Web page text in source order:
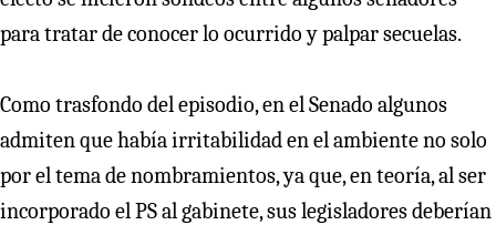
para tratar de conocer lo ocurrido y palpar secuelas.
Como trasfondo del episodio, en el Senado algunos
admiten que había irritabilidad en el ambiente no solo
por el tema de nombramientos, ya que, en teoría, al ser
incorporado el PS al gabinete, sus legisladores deberían